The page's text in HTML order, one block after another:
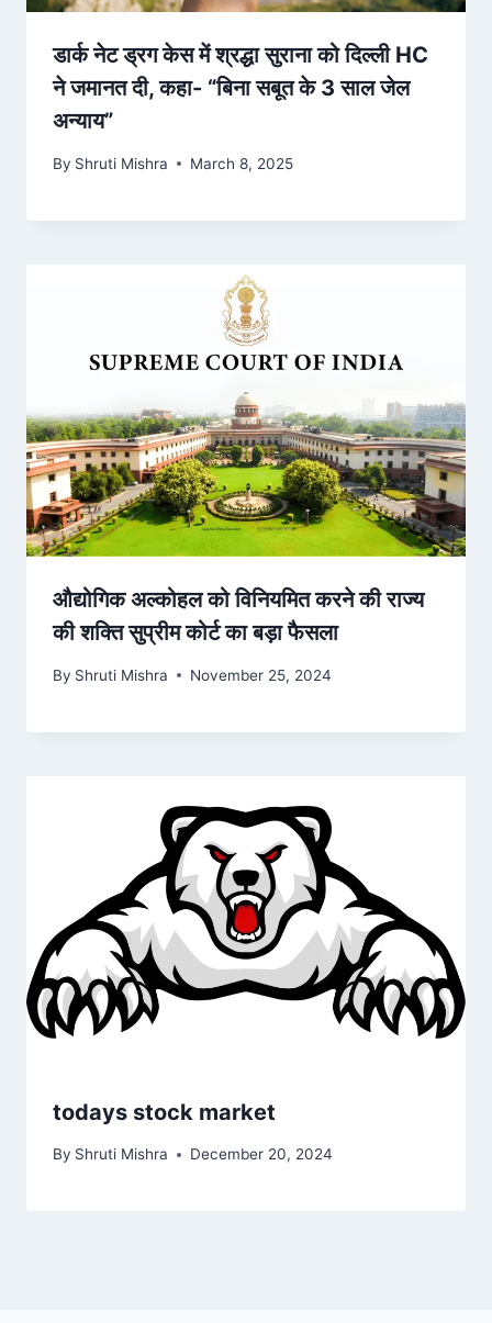
डार्क नेट ड्रग केस में श्रद्धा सुराना को दिल्ली HC
ने जमानत दी, कहा- “बिना सबूत के 3 साल जेल
अन्याय”
By Shruti Mishra March 8, 2025
औद्योगिक अल्कोहल को विनियमित करने की राज्य
की शक्ति सुप्रीम कोर्ट का बड़ा फैसला
By Shruti Mishra November 25, 2024
todays stock market
By Shruti Mishra December 20, 2024